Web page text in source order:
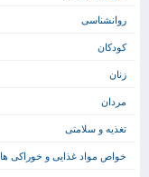
روانشناسی
کودکان
زنان
مردان
تغذیه و سلامتی
خواص مواد غذایی و خوراکی ها